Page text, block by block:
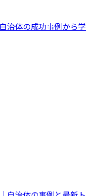
治体の成功事例から学